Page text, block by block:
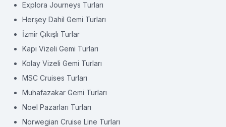
Explora Journeys Turları
Herşey Dahil Gemi Turları
İzmir Çıkışlı Turlar
Kapı Vizeli Gemi Turları
Kolay Vizeli Gemi Turları
MSC Cruises Turları
Muhafazakar Gemi Turları
Noel Pazarları Turları
Norwegian Cruise Line Turları